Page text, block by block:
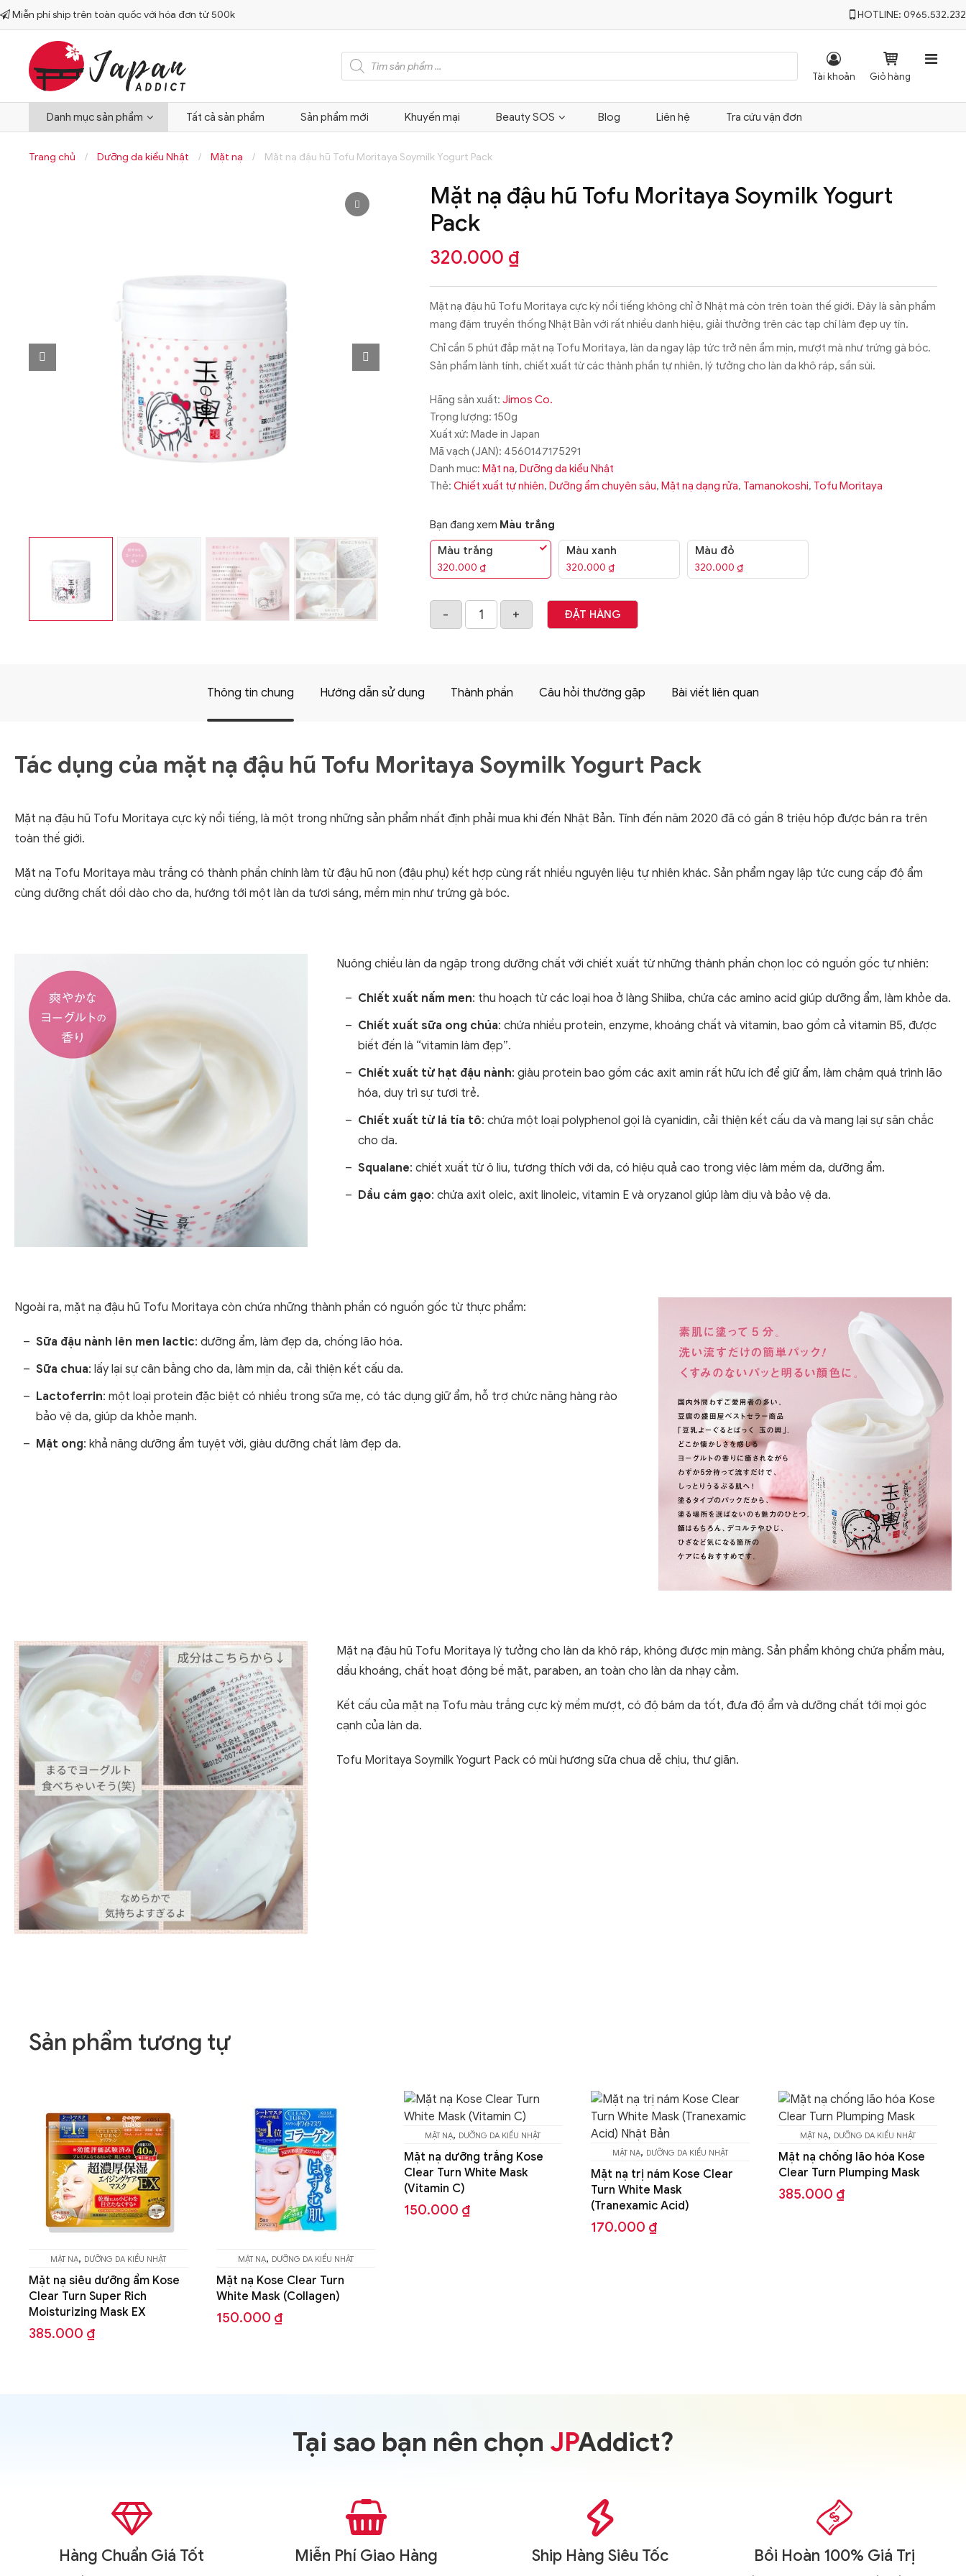
 Miễn phí ship trên toàn quốc với hóa đơn từ 500k HOTLINE: 0965.532.232
Tìm
kiếm
sản

Tài khoản

Giỏ hàng

Danh mục sản phẩm Tất cả sản phẩm Sản phẩm mới Khuyến mại Beauty SOS Blog Liên hệ Tra cứu vận đơn
Trang chủ / Dưỡng da kiểu Nhật / Mặt nạ / Mặt nạ đậu hũ Tofu Moritaya Soymilk Yogurt Pack
Mặt nạ đậu hũ Tofu Moritaya Soymilk Yogurt
Pack
320.000 ₫
Mặt nạ đậu hũ Tofu Moritaya cực kỳ nổi tiếng không chỉ ở Nhật mà còn trên toàn thế giới. Đây là sản phẩm
mang đậm truyền thống Nhật Bản với rất nhiều danh hiệu, giải thưởng trên các tạp chí làm đẹp uy tín.
Chỉ cần 5 phút đắp mặt nạ Tofu Moritaya, làn da ngay lập tức trở nên ẩm mịn, mượt mà như trứng gà bóc.
Sản phẩm lành tính, chiết xuất từ các thành phần tự nhiên, lý tưởng cho làn da khô ráp, sần sùi.
Hãng sản xuất: Jimos Co.
Trọng lượng: 150g
Xuất xứ: Made in Japan
Mã vạch (JAN): 4560147175291
Danh mục: Mặt nạ, Dưỡng da kiểu Nhật
Thẻ: Chiết xuất tự nhiên, Dưỡng ẩm chuyên sâu, Mặt nạ dạng rửa, Tamanokoshi, Tofu Moritaya
Bạn đang xem Màu trắng
Màu trắng
320.000 ₫
Màu xanh
320.000 ₫
Màu đỏ
320.000 ₫
ĐẶT HÀNG
Thông tin chung Hướng dẫn sử dụng Thành phần Câu hỏi thường gặp Bài viết liên quan
Tác dụng của mặt nạ đậu hũ Tofu Moritaya Soymilk Yogurt Pack
Mặt nạ đậu hũ Tofu Moritaya cực kỳ nổi tiếng, là một trong những sản phẩm nhất định phải mua khi đến Nhật Bản. Tính đến năm 2020 đã có gần 8 triệu hộp được bán ra trên
toàn thế giới.
Mặt nạ Tofu Moritaya màu trắng có thành phần chính làm từ đậu hũ non (đậu phụ) kết hợp cùng rất nhiều nguyên liệu tự nhiên khác. Sản phẩm ngay lập tức cung cấp độ ẩm
cùng dưỡng chất dồi dào cho da, hướng tới một làn da tươi sáng, mềm mịn như trứng gà bóc.
Nuông chiều làn da ngập trong dưỡng chất với chiết xuất từ những thành phần chọn lọc có nguồn gốc tự nhiên:
Chiết xuất nấm men: thu hoạch từ các loại hoa ở làng Shiiba, chứa các amino acid giúp dưỡng ẩm, làm khỏe da.
Chiết xuất sữa ong chúa: chứa nhiều protein, enzyme, khoáng chất và vitamin, bao gồm cả vitamin B5, được
biết đến là “vitamin làm đẹp”.
Chiết xuất từ hạt đậu nành: giàu protein bao gồm các axit amin rất hữu ích để giữ ẩm, làm chậm quá trình lão
hóa, duy trì sự tươi trẻ.
Chiết xuất từ lá tía tô: chứa một loại polyphenol gọi là cyanidin, cải thiện kết cấu da và mang lại sự săn chắc
cho da.
Squalane: chiết xuất từ ô liu, tương thích với da, có hiệu quả cao trong việc làm mềm da, dưỡng ẩm.
Dầu cám gạo: chứa axit oleic, axit linoleic, vitamin E và oryzanol giúp làm dịu và bảo vệ da.
Ngoài ra, mặt nạ đậu hũ Tofu Moritaya còn chứa những thành phần có nguồn gốc từ thực phẩm:
Sữa đậu nành lên men lactic: dưỡng ẩm, làm đẹp da, chống lão hóa.
Sữa chua: lấy lại sự cân bằng cho da, làm mịn da, cải thiện kết cấu da.
Lactoferrin: một loại protein đặc biệt có nhiều trong sữa mẹ, có tác dụng giữ ẩm, hỗ trợ chức năng hàng rào
bảo vệ da, giúp da khỏe mạnh.
Mật ong: khả năng dưỡng ẩm tuyệt vời, giàu dưỡng chất làm đẹp da.
Mặt nạ đậu hũ Tofu Moritaya lý tưởng cho làn da khô ráp, không được mịn màng. Sản phẩm không chứa phẩm màu,
dầu khoáng, chất hoạt động bề mặt, paraben, an toàn cho làn da nhạy cảm.
Kết cấu của mặt nạ Tofu màu trắng cực kỳ mềm mượt, có độ bám da tốt, đưa độ ẩm và dưỡng chất tới mọi góc
cạnh của làn da.
Tofu Moritaya Soymilk Yogurt Pack có mùi hương sữa chua dễ chịu, thư giãn.
Sản phẩm tương tự
MẶT NẠ,DƯỠNG DA KIỂU NHẬT
Mặt nạ Kose Clear Turn
White Mask (Collagen)
150.000 ₫
MẶT NẠ,DƯỠNG DA KIỂU NHẬT
Mặt nạ dưỡng trắng Kose
Clear Turn White Mask
(Vitamin C)
150.000₫
MẶT NẠ,DƯỠNG DA KIỂU NHẬT
Mặt nạ trị nám Kose Clear
Turn White Mask
(Tranexamic Acid)
MẶT NẠ,DƯỠNG DA KIỂU NHẬT
Mặt nạ chống lão hóa Kose
Clear Turn Plumping Mask
385.000₫
Tại sao bạn nên chọn JPAddict?

Hàng Chuẩn Giá Tốt

Miễn Phí Giao Hàng

Ship Hàng Siêu Tốc

Bồi Hoàn 100% Giá Trị